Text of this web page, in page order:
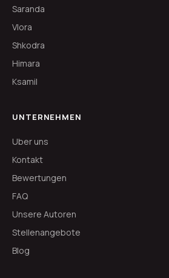
Saranda
Vlora
Shkodra
Himara
Ksamil
UNTERNEHMEN
Uber uns
Kontakt
Bewertungen
FAQ
Unsere Autoren
Stellenangebote
Blog